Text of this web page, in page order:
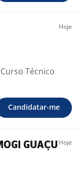
Hoje
Curso Técnico
Candidatar-me
GUAÇU Hoje